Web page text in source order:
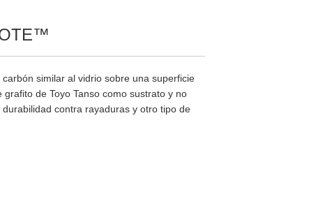
similar al vidrio sobre una superficie
de Toyo Tanso como sustrato y no
contra rayaduras y otro tipo de